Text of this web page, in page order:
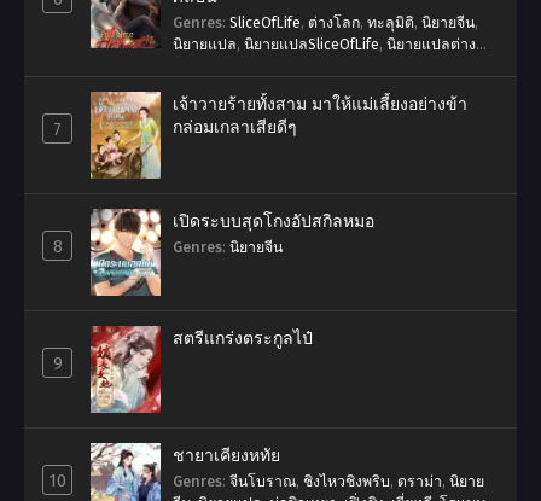
Genres: SliceOfLife, ต่างโลก, ทะลุมิติ, นิยายจีน,
นิยายแปล, นิยายแปลSliceOfLife, นิยายแปลต่าง
ผมไม่เหมาะเป็นศิลปิน ,ไม่มีนางเอก,ไม่วาย
7
เจ้าวายร้ายทั้งสาม มาให้แม่เลี้ยงอย่างข้า
กล่อมเกลาเสียดีๆ
8
เปิดระบบสุดโกงอัปสกิลหมอ
Genres: นิยายจีน
9
สตรีแกร่งตระกูลไป๋
10
ชายาเคียงหทัย
Genres: จีนโบราณ, ชิงไหวชิงพริบ, ดราม่า, นิยาย